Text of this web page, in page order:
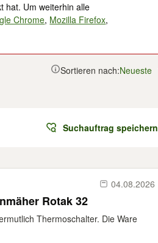
hat. Um weiterhin alle
Chrome, Mozilla Firefox,
Sortieren nach:Neueste
Suchauftrag speichern
04.08.2026
Rotak 32
Thermoschalter. Die Ware